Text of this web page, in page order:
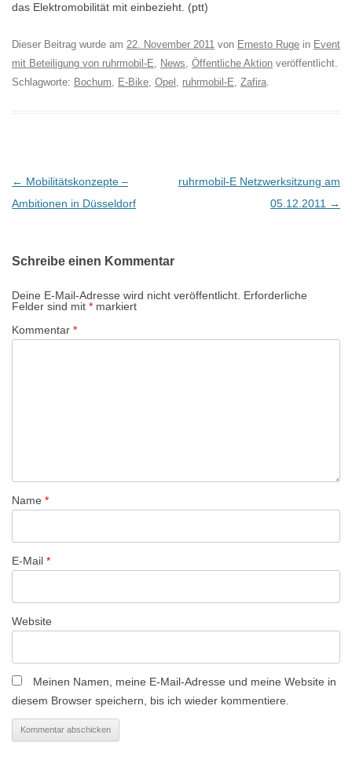
das Elektromobilität mit einbezieht. (ptt)
Dieser Beitrag wurde am 22. November 2011 von Ernesto Ruge in Event
mit Beteiligung von ruhrmobil-E, News, Öffentliche Aktion veröffentlicht.
Schlagworte: Bochum, E-Bike, Opel , ruhrmobil-E, Zafira.
B
e
r
a
g
s
t
o
← Mobilitätskonzepte –
Ambitionen in Düsseldorf
ruhrmobil-E Netzwerksitzung am
05.12.2011 →
Schreibe einen Kommentar
Deine E-Mail-Adresse wird nicht veröffentlicht. Erforderliche
Felder sind mit * markiert
Kommentar *
Name *
E-Mail *
Website
Meinen Namen, meine E-Mail-Adresse und meine Website in
diesem Browser speichern, bis ich wieder kommentiere.